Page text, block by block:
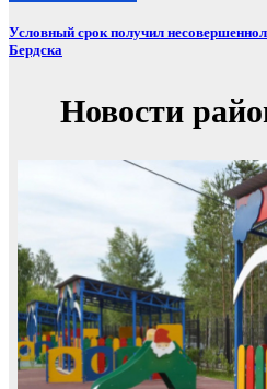
Условный срок получил
Бердска